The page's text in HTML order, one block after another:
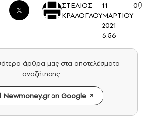
ΣΤΕΛΙΟΣ
ΚΡΑΛΟΓΛΟΥ
11
ΜΑΡΤΙΟΥ
2021 -
6:56
0
άρθρα μας στα αποτελέσματα
αναζήτησης
Newmoney.gr on Google